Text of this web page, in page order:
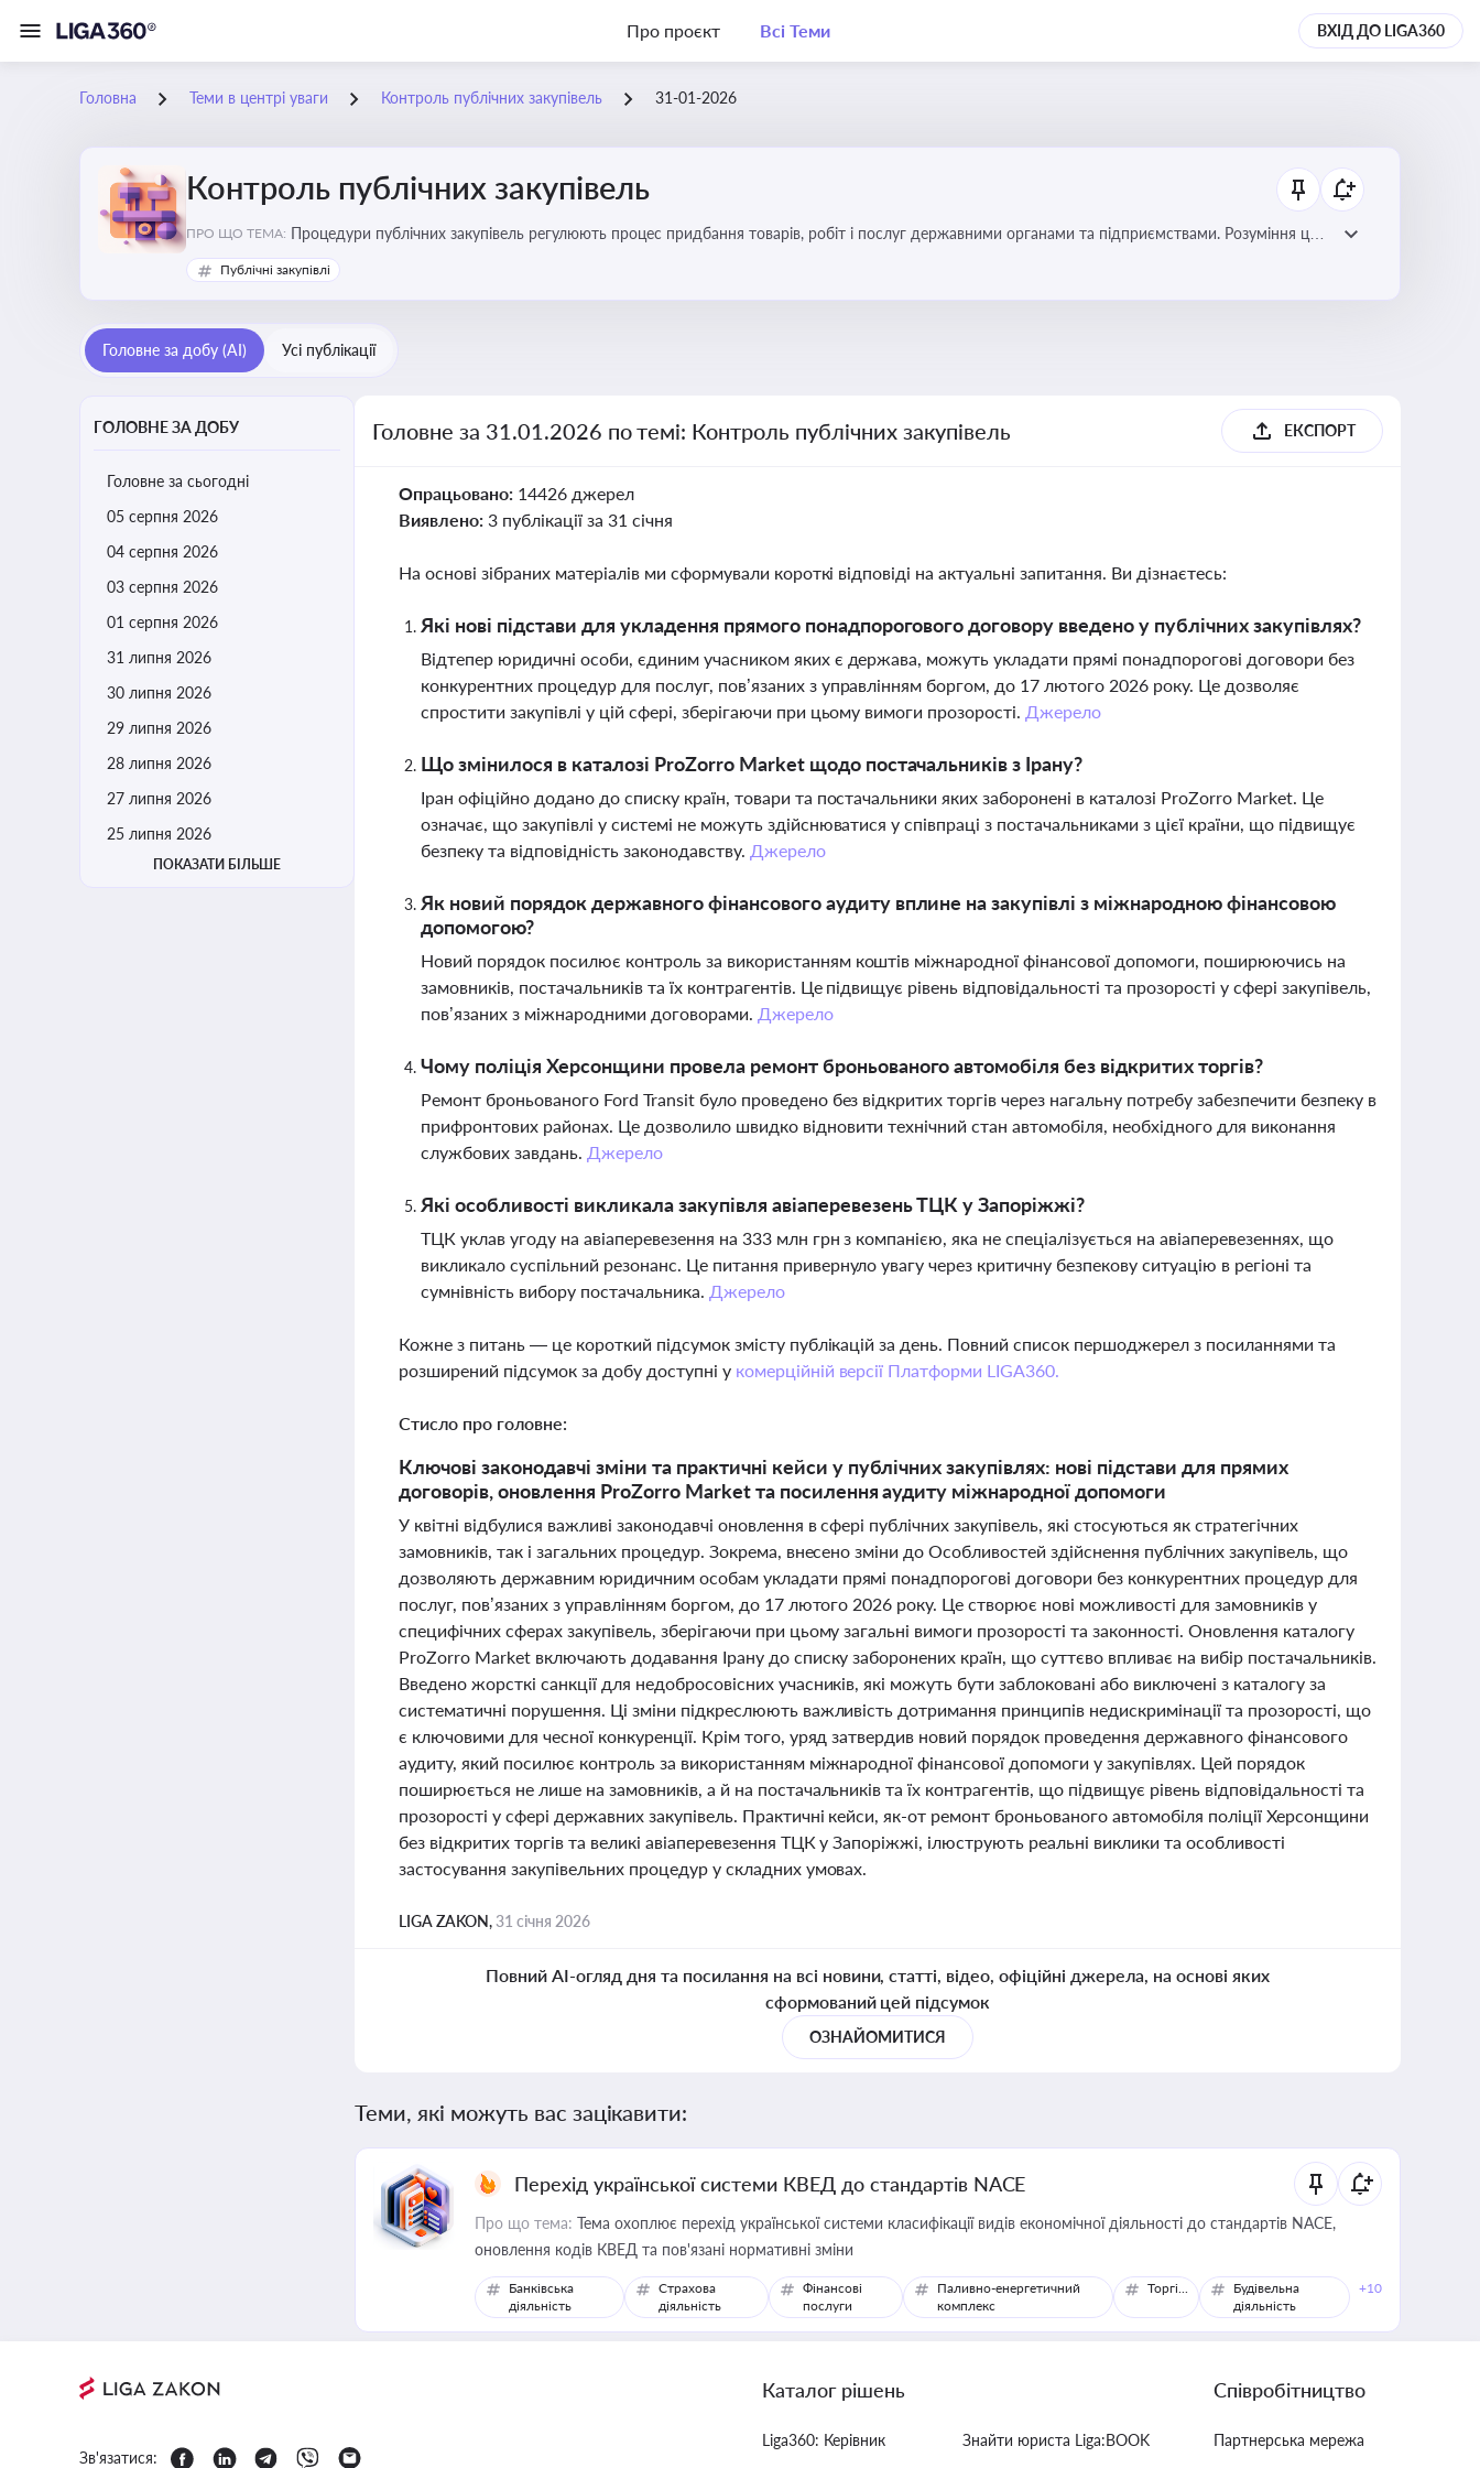
Про проєкт Всі Теми ВХІД ДО LIGA360
Головна Теми в центрі уваги Контроль публічних закупівель 31-01-2026
Контроль публічних закупівель
ПРО ЩО ТЕМА: Процедури публічних закупівель регулюють процес придбання товарів, робіт і послуг державними органами та підприємствами. Розуміння цих
процедур дозволяє бізнесу брати участь у тендерах, а юристам і бухгалтерам — забезпечити відповідність законодавству
Публічні закупівлі
Головне за добу (AI) Усі публікації
ГОЛОВНЕ ЗА ДОБУ
Головне за сьогодні
05 серпня 2026
04 серпня 2026
03 серпня 2026
01 серпня 2026
31 липня 2026
30 липня 2026
29 липня 2026
28 липня 2026
27 липня 2026
25 липня 2026
ПОКАЗАТИ БІЛЬШЕ
Головне за 31.01.2026 по темі: Контроль публічних закупівель ЕКСПОРТ
Опрацьовано: 14426 джерел
Виявлено: 3 публікації за 31 січня
На основі зібраних матеріалів ми сформували короткі відповіді на актуальні запитання. Ви дізнаєтесь:
Які нові підстави для укладення прямого понадпорогового договору введено у публічних закупівлях?
Відтепер юридичні особи, єдиним учасником яких є держава, можуть укладати прямі понадпорогові договори без
конкурентних процедур для послуг, пов’язаних з управлінням боргом, до 17 лютого 2026 року. Це дозволяє
спростити закупівлі у цій сфері, зберігаючи при цьому вимоги прозорості. Джерело
Що змінилося в каталозі ProZorro Market щодо постачальників з Ірану?
Іран офіційно додано до списку країн, товари та постачальники яких заборонені в каталозі ProZorro Market. Це
означає, що закупівлі у системі не можуть здійснюватися у співпраці з постачальниками з цієї країни, що підвищує
безпеку та відповідність законодавству. Джерело
Як новий порядок державного фінансового аудиту вплине на закупівлі з міжнародною фінансовою
допомогою?
Новий порядок посилює контроль за використанням коштів міжнародної фінансової допомоги, поширюючись на
замовників, постачальників та їх контрагентів. Це підвищує рівень відповідальності та прозорості у сфері закупівель,
пов’язаних з міжнародними договорами. Джерело
Чому поліція Херсонщини провела ремонт броньованого автомобіля без відкритих торгів?
Ремонт броньованого Ford Transit було проведено без відкритих торгів через нагальну потребу забезпечити безпеку в
прифронтових районах. Це дозволило швидко відновити технічний стан автомобіля, необхідного для виконання
службових завдань. Джерело
Які особливості викликала закупівля авіаперевезень ТЦК у Запоріжжі?
ТЦК уклав угоду на авіаперевезення на 333 млн грн з компанією, яка не спеціалізується на авіаперевезеннях, що
викликало суспільний резонанс. Це питання привернуло увагу через критичну безпекову ситуацію в регіоні та
сумнівність вибору постачальника. Джерело
Кожне з питань — це короткий підсумок змісту публікацій за день. Повний список першоджерел з посиланнями та
розширений підсумок за добу доступні у комерційній версії Платформи LIGA360.
Стисло про головне:
Ключові законодавчі зміни та практичні кейси у публічних закупівлях: нові підстави для прямих
договорів, оновлення ProZorro Market та посилення аудиту міжнародної допомоги
У квітні відбулися важливі законодавчі оновлення в сфері публічних закупівель, які стосуються як стратегічних
замовників, так і загальних процедур. Зокрема, внесено зміни до Особливостей здійснення публічних закупівель, що
дозволяють державним юридичним особам укладати прямі понадпорогові договори без конкурентних процедур для
послуг, пов’язаних з управлінням боргом, до 17 лютого 2026 року. Це створює нові можливості для замовників у
специфічних сферах закупівель, зберігаючи при цьому загальні вимоги прозорості та законності. Оновлення каталогу
ProZorro Market включають додавання Ірану до списку заборонених країн, що суттєво впливає на вибір постачальників.
Введено жорсткі санкції для недобросовісних учасників, які можуть бути заблоковані або виключені з каталогу за
систематичні порушення. Ці зміни підкреслюють важливість дотримання принципів недискримінації та прозорості, що
є ключовими для чесної конкуренції. Крім того, уряд затвердив новий порядок проведення державного фінансового
аудиту, який посилює контроль за використанням міжнародної фінансової допомоги у закупівлях. Цей порядок
поширюється не лише на замовників, а й на постачальників та їх контрагентів, що підвищує рівень відповідальності та
прозорості у сфері державних закупівель. Практичні кейси, як-от ремонт броньованого автомобіля поліції Херсонщини
без відкритих торгів та великі авіаперевезення ТЦК у Запоріжжі, ілюструють реальні виклики та особливості
застосування закупівельних процедур у складних умовах.
LIGA ZAKON,31 січня 2026
Повний AI-огляд дня та посилання на всі новини, статті, відео, офіційні джерела, на основі яких
сформований цей підсумок
ОЗНАЙОМИТИСЯ
Теми, які можуть вас зацікавити:
Перехід української системи КВЕД до стандартів NACE
Про що тема: Тема охоплює перехід української системи класифікації видів економічної діяльності до стандартів NACE,
оновлення кодів КВЕД та пов'язані нормативні зміни
Банківська
діяльність
Страхова
діяльність
Фінансові
послуги
Паливно-енергетичний
комплекс
Торгівля
Будівельна
діяльність
+10
Зв'язатися:
Каталог рішень
Liga360: Керівник Знайти юриста Liga:BOOK
Співробітництво
Партнерська мережа